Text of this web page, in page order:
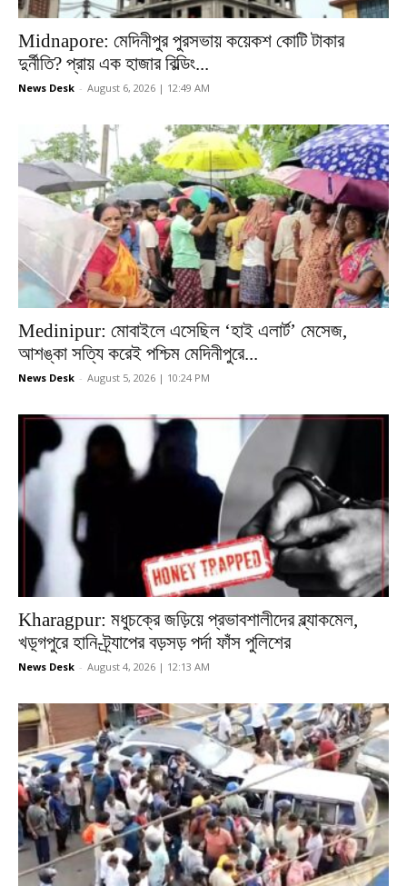
Midnapore: মেদিনীপুর পুরসভায় কয়েকশ কোটি টাকার
দুর্নীতি? প্রায় এক হাজার বিল্ডিং...
News Desk - August 6, 2026 | 12:49 AM
Medinipur: মোবাইলে এসেছিল ‘হাই এলার্ট’ মেসেজ,
আশঙ্কা সত্যি করেই পশ্চিম মেদিনীপুরে...
News Desk - August 5, 2026 | 10:24 PM
Kharagpur: মধুচক্রে জড়িয়ে প্রভাবশালীদের ব্ল্যাকমেল,
খড়্গপুরে হানি-ট্র্যাপের বড়সড় পর্দা ফাঁস পুলিশের
News Desk - August 4, 2026 | 12:13 AM